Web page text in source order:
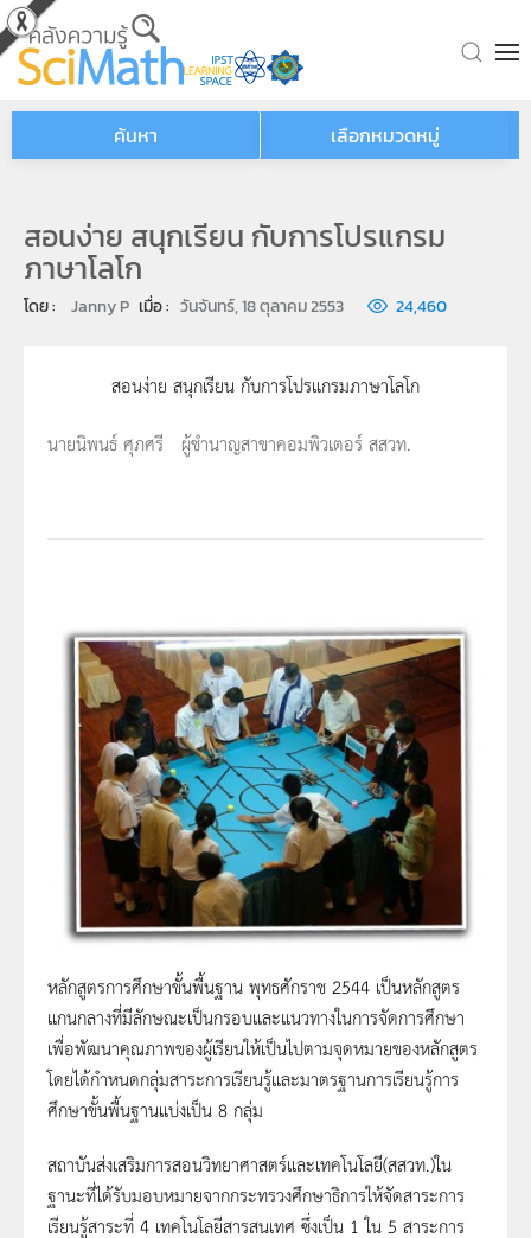
Skip to main content
ค้นหา เลือกหมวดหมู่
สอนง่าย สนุกเรียน กับการโปรแกรม
ภาษาโลโก
โดย : Janny P เมื่อ : วันจันทร์, 18 ตุลาคม 2553 24,460
สอนง่าย สนุกเรียน กับการโปรแกรมภาษาโลโก
นายนิพนธ์ ศุภศรี ผู้ชำนาญสาขาคอมพิวเตอร์ สสวท.
หลักสูตรการศึกษาขั้นพื้นฐาน พุทธศักราช 2544 เป็นหลักสูตร
แกนกลางที่มีลักษณะเป็นกรอบและแนวทางในการจัดการศึกษา
เพื่อพัฒนาคุณภาพของผู้เรียนให้เป็นไปตามจุดหมายของหลักสูตร
โดยได้กำหนดกลุ่มสาระการเรียนรู้และมาตรฐานการเรียนรู้การ
ศึกษาขั้นพื้นฐานแบ่งเป็น 8 กลุ่ม
สถาบันส่งเสริมการสอนวิทยาศาสตร์และเทคโนโลยี(สสวท.)ใน
ฐานะที่ได้รับมอบหมายจากกระทรวงศึกษาธิการให้จัดสาระการ
เรียนรู้สาระที่ 4 เทคโนโลยีสารสนเทศ ซึ่งเป็น 1 ใน 5 สาระการ